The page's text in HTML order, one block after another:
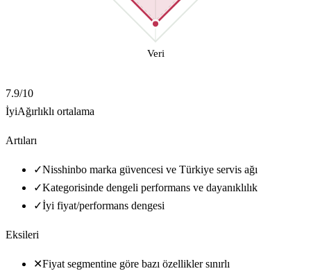
Veri
7.9/10
İyiAğırlıklı ortalama
Artıları
✓Nisshinbo marka güvencesi ve Türkiye servis ağı
✓Kategorisinde dengeli performans ve dayanıklılık
✓İyi fiyat/performans dengesi
Eksileri
✕Fiyat segmentine göre bazı özellikler sınırlı